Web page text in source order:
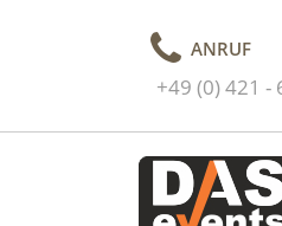
ANRUF
+49 (0) 421 -